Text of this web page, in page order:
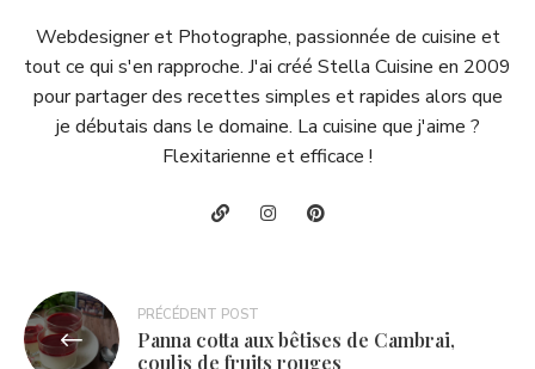
Webdesigner et Photographe, passionnée de cuisine et
tout ce qui s'en rapproche. J'ai créé Stella Cuisine en 2009
pour partager des recettes simples et rapides alors que
je débutais dans le domaine. La cuisine que j'aime ?
Flexitarienne et efficace !
Navigation
de
PRÉCÉDENT POST
Panna cotta aux bêtises de Cambrai,
coulis de fruits rouges